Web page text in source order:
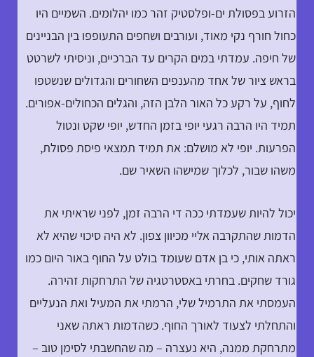
הזרוע בפסולת ים-ופלסטיק זהר כמו יהלומים. השמיים היו
כחול חורף נקי מאוד, ועורבים ושחפים התעופפו בין הבניינים
של חיפה. עמדתי במים הקרים עד הברכיים, וניסיתי לשרטט
בראש ציור של אחד מהענפים השחורים והגדולים שנשטפו
לחוף, על רקע כל האור הלבן הזה, והגלים הכחולים-אפורים.
תמיד היו הרבה רגעי יופי בזמן החדש, יופי שקט ונטול
הפרעות. יופי לא מושלם: את תמיד תמצאי פיסת פסולת,
משהו שבור, לכלוך שמישהו השאיר שם.
יכול להיות שעמדתי ככה די הרבה זמן, לפני שראיתי את
הדמות שהתקרבה אליי מכיוון צפון. לא היה סיכוי שהיא לא
ראתה אותי, כי בן אדם שעומד בולט על החוף באור היום כמו
גורד שחקים. בחרתי באסטרטגיה של התרחקות זהירה.
העמסתי את התרמיל שלי, הרמתי את המעיל ואת הנעליים
והתחלתי לצעוד לאורך החוף. כשהדמות ראתה שאני
מתרחקת ממנה, היא נעצרה – מה שהחשבתי לסימן טוב –